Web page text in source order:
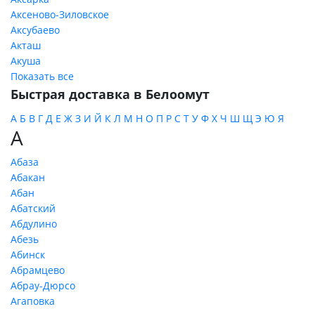
Аксеново-Зиловское
Аксубаево
Акташ
Акуша
Показать все
Быстрая доставка в Белоомут
А Б В Г Д Е Ж З И Й К Л М Н О П Р С Т У Ф Х Ч Ш Щ Э Ю Я
А
Абаза
Абакан
Абан
Абатский
Абдулино
Абезь
Абинск
Абрамцево
Абрау-Дюрсо
Агаповка